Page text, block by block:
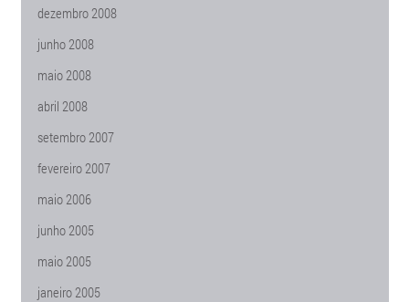
dezembro 2008
junho 2008
maio 2008
abril 2008
setembro 2007
fevereiro 2007
maio 2006
junho 2005
maio 2005
janeiro 2005